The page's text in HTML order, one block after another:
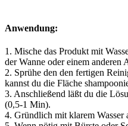
Anwendung:
1. Mische das Produkt mit
der Wanne oder einem anderen
2. Sprühe den den fertigen
kannst du die Fläche
3. Anschließend läßt du die
(0,5-1 Min).
4. Gründlich mit klarem Wasser